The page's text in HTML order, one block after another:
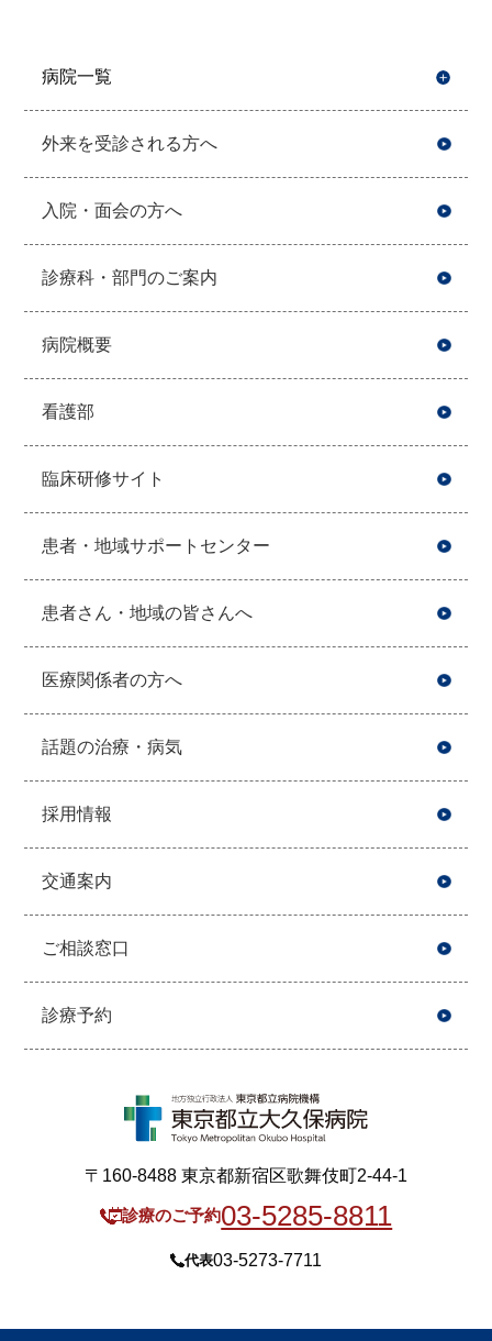
病院一覧
外来を受診される方へ
入院・面会の方へ
診療科・部門のご案内
病院概要
看護部
臨床研修サイト
患者・地域サポートセンター
患者さん・地域の皆さんへ
医療関係者の方へ
話題の治療・病気
採用情報
交通案内
ご相談窓口
診療予約
〒160-8488 東京都新宿区歌舞伎町2-44-1
診療のご予約03-5285-8811
代表03-5273-7711